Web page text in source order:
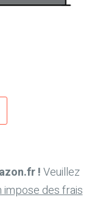
!Veuillez
des frais